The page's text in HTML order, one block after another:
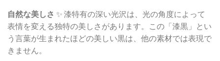
自然な美しさ ✨ 漆特有の深い光沢は、光の角度によって
表情を変える独特の美しさがあります。この「漆黒」とい
う言葉が生まれたほどの美しい黒は、他の素材では表現で
きません。